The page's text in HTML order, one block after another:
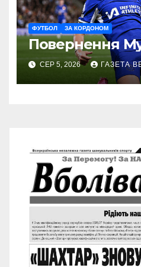
ФУТБОЛ ЗА КОРДОНОМ
Повернення
СЕР 5, 2026 ГАЗЕТА